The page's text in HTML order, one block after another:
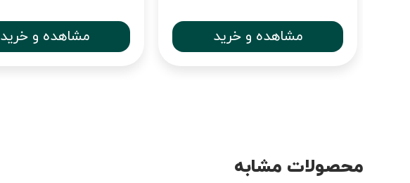
مشاهده و خرید مشاهده و خرید
محصولات مشابه